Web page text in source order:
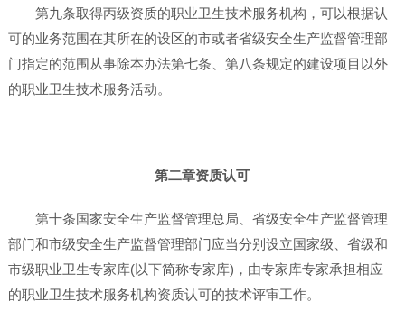
第九条取得丙级资质的职业卫生技术服务机构，可以根据认
可的业务范围在其所在的设区的市或者省级安全生产监督管理部
门指定的范围从事除本办法第七条、第八条规定的建设项目以外
的职业卫生技术服务活动。
第二章资质认可
第十条国家安全生产监督管理总局、省级安全生产监督管理
部门和市级安全生产监督管理部门应当分别设立国家级、省级和
市级职业卫生专家库(以下简称专家库)，由专家库专家承担相应
的职业卫生技术服务机构资质认可的技术评审工作。